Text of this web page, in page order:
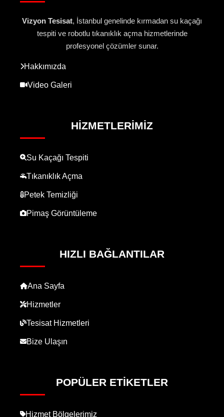
Vizyon Tesisat, İstanbul genelinde kırmadan su kaçağı
tespiti ve robotlu tıkanıklık açma hizmetlerinde
profesyonel çözümler sunar.
Hakkımızda
Video Galeri
HIZMETLERIMIZ
Su Kaçağı Tespiti
Tıkanıklık Açma
Petek Temizliği
Pimaş Görüntüleme
HIZLI BAĞLANTILAR
Ana Sayfa
Hizmetler
Tesisat Hizmetleri
Bize Ulaşın
POPÜLER ETIKETLER
Hizmet Bölgelerimiz